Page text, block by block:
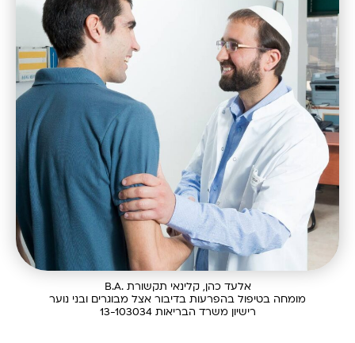
אלעד כהן, קלינאי תקשורת .B.A
מומחה בטיפול בהפרעות בדיבור אצל מבוגרים ובני נוער
רישיון משרד הבריאות 13-103034